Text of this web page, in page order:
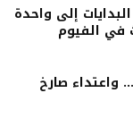
إلى واحدة
في الفيوم
واعتداء صارخ